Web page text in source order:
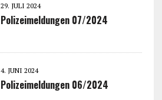
29. JULI 2024
Polizeimeldungen 07/2024
4. JUNI 2024
Polizeimeldungen 06/2024